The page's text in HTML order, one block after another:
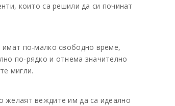
които са решили да си починат
имат по-малко свободно време,
по-рядко и отнема значително
мигли.
желаят веждите им да са идеално